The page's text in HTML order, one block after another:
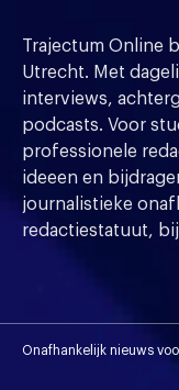
Trajectum Online
Utrecht. Met
interviews,
podcasts. Voor
professionele
ideeen en
journalistieke
redactiestatuut,
Onafhankelijk nieuws